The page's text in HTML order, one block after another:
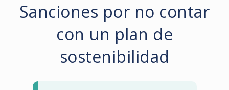
Sanciones por no contar
con un plan de
sostenibilidad